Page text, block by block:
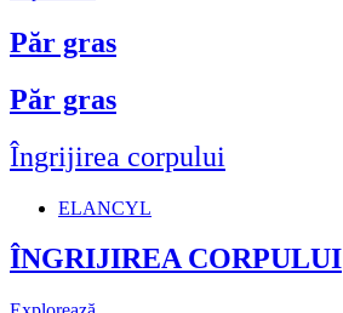
Păr gras
Păr gras
Îngrijirea corpului
ELANCYL
ÎNGRIJIREA CORPULUI